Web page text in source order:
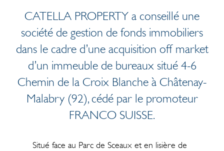
CATELLA PROPERTY a conseillé une
société de gestion de fonds immobiliers
dans le cadre d’une acquisition off market
d’un immeuble de bureaux situé 4-6
Chemin de la Croix Blanche à Châtenay-
Malabry (92), cédé par le promoteur
FRANCO SUISSE.
Situé face au Parc de Sceaux et en lisière de